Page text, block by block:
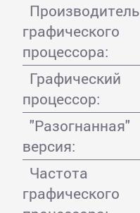
Производитель
графического
процессора:
Графический
процессор:
"Разогнанная"
версия:
Частота
графического